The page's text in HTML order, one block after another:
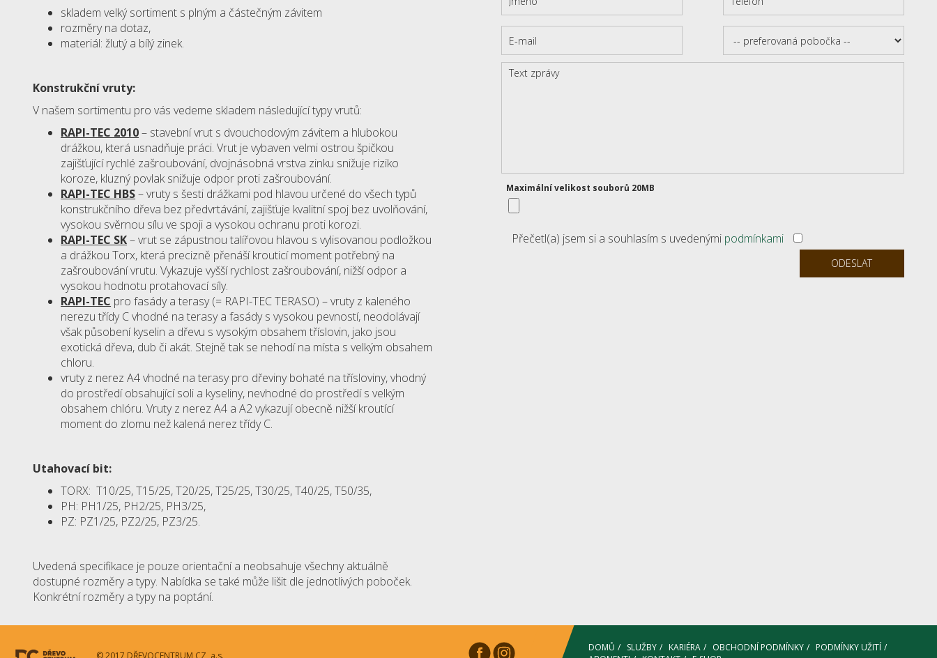
skladem velký sortiment s plným a částečným závitem
rozměry na dotaz,
materiál: žlutý a bílý zinek.
Konstrukční vruty:
V našem sortimentu pro vás vedeme skladem následující typy vrutů:
RAPI-TEC 2010– stavební vrut s dvouchodovým závitem a hlubokou
drážkou, která usnadňuje práci. Vrut je vybaven velmi ostrou špičkou
zajišťující rychlé zašroubování, dvojnásobná vrstva zinku snižuje riziko
koroze, kluzný povlak snižuje odpor proti zašroubování.
RAPI-TEC HBS– vruty s šesti drážkami pod hlavou určené do všech typů
konstrukčního dřeva bez předvrtávání, zajišťuje kvalitní spoj bez uvolňování,
vysokou svěrnou sílu ve spoji a vysokou ochranu proti korozi.
RAPI-TEC SK– vrut se zápustnou talířovou hlavou s vylisovanou podložkou
a drážkou Torx, která precizně přenáší krouticí moment potřebný na
zašroubování vrutu. Vykazuje vyšší rychlost zašroubování, nižší odpor a
vysokou hodnotu protahovací síly.
RAPI-TEC pro fasády a terasy (= RAPI-TEC TERASO) – vruty z kaleného
nerezu třídy C vhodné na terasy a fasády s vysokou pevností, neodolávají
však působení kyselin a dřevu s vysokým obsahem tříslovin, jako jsou
exotická dřeva, dub či akát. Stejně tak se nehodí na místa s velkým obsahem
chloru.
vruty z nerez A4 vhodné na terasy pro dřeviny bohaté na třísloviny, vhodný
do prostředí obsahující soli a kyseliny, nevhodné do prostředí s velkým
obsahem chlóru. Vruty z nerez A4 a A2 vykazují obecně nižší kroutící
moment do zlomu než kalená nerez třídy C.
Utahovací bit:
TORX: T10/25, T15/25, T20/25, T25/25, T30/25, T40/25, T50/35,
PH: PH1/25, PH2/25, PH3/25,
PZ: PZ1/25, PZ2/25, PZ3/25.
Uvedená specifikace je pouze orientační a neobsahuje všechny aktuálně
dostupné rozměry a typy. Nabídka se také může lišit dle jednotlivých poboček.
Konkrétní rozměry a typy na poptání.
Maximální velikost souborů 20MB
Přečetl(a) jsem si a souhlasím s uvedenými podmínkami
© 2017 DŘEVOCENTRUM CZ, a.s.
DOMŮ SLUŽBY KARIÉRA OBCHODNÍ PODMÍNKY
PODMÍNKY UŽITÍ